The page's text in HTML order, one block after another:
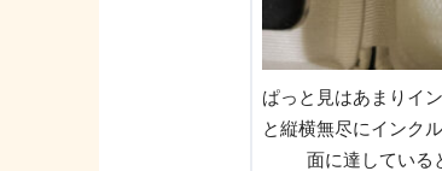
ぱっと見はあまりイ
と縦横無尽にインク
面に達している